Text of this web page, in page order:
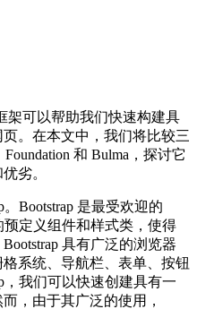
架可以帮助我们快速构建具
。在本文中，我们将比较三
和 Bulma，探讨它
劣。
Bootstrap 是最受欢迎的
定义组件和样式类，使得
具有广泛的浏览器
系统、导航栏、表单、按钮
，我们可以快速创建具有一
，由于其广泛的使用，